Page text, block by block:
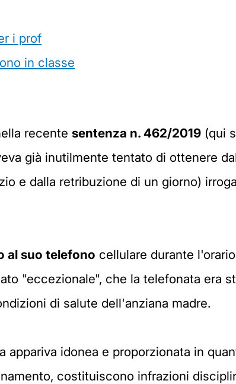
i prof
in classe
recente sentenza n. 462/2019 (qui
già inutilmente tentato di ottenere
e dalla retribuzione di un giorno)
al suo telefono cellulare durante
"eccezionale", che la telefonata era
di salute dell'anziana madre.
appariva idonea e proporzionata in
costituiscono infrazioni